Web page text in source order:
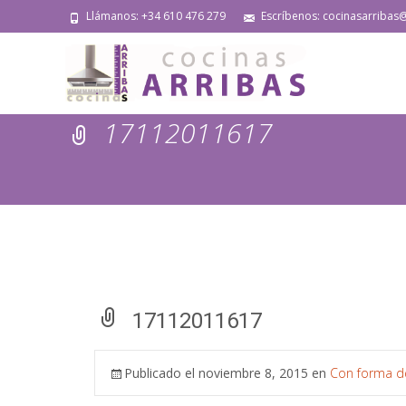
Llámanos: +34 610 476 279 Escríbenos:
17112011617
17112011617
Publicado el noviembre 8, 2015 en Con forma